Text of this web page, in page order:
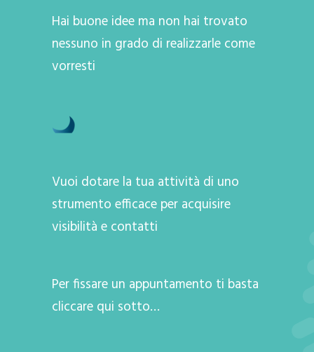
Hai buone idee ma non hai trovato
nessuno in grado di realizzarle come
vorresti
Vuoi dotare la tua attività di uno
strumento efficace per acquisire
visibilità e contatti
Per fissare un appuntamento ti basta
cliccare qui sotto…